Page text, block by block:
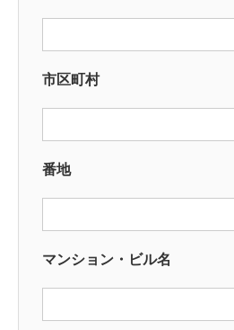
市区町村
番地
マンション・ビル名